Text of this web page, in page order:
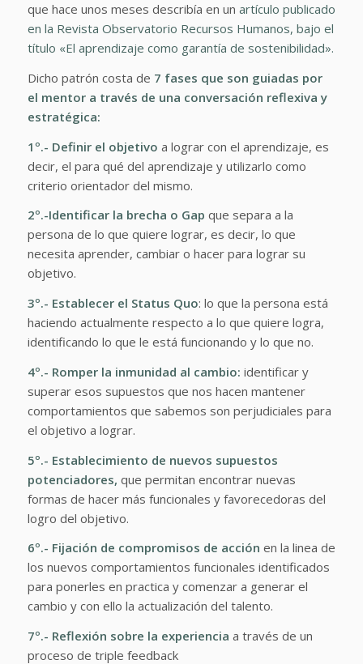
que hace unos meses describía en un artículo publicado
en la Revista Observatorio Recursos Humanos, bajo el
título «El aprendizaje como garantía de sostenibilidad».
Dicho patrón costa de 7 fases que son guiadas por
el mentor a través de una conversación reflexiva y
estratégica:
1º.- Definir el objetivo a lograr con el aprendizaje, es
decir, el para qué del aprendizaje y utilizarlo como
criterio orientador del mismo.
2º.-Identificar la brecha o Gap que separa a la
persona de lo que quiere lograr, es decir, lo que
necesita aprender, cambiar o hacer para lograr su
objetivo.
3º.- Establecer el Status Quo: lo que la persona está
haciendo actualmente respecto a lo que quiere logra,
identificando lo que le está funcionando y lo que no.
4º.- Romper la inmunidad al cambio: identificar y
superar esos supuestos que nos hacen mantener
comportamientos que sabemos son perjudiciales para
el objetivo a lograr.
5º.- Establecimiento de nuevos supuestos
potenciadores, que permitan encontrar nuevas
formas de hacer más funcionales y favorecedoras del
logro del objetivo.
6º.- Fijación de compromisos de acción en la linea de
los nuevos comportamientos funcionales identificados
para ponerles en practica y comenzar a generar el
cambio y con ello la actualización del talento.
7º.- Reflexión sobre la experiencia a través de un
proceso de triple feedback